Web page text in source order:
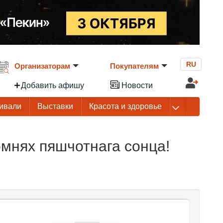
Организаторам
Добавить афишу
Покупателям
Новости
RU
Выставки Красота и здоровье
пяшчотнага сонца!